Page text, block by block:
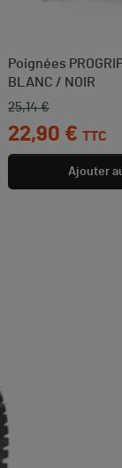
Poignées
BLANC / NOIR
Prix de base
25,14 €
Prix
22,90 € TTC
Ajouter